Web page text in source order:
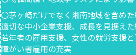
〇茅ヶ崎だけでなく湘南地域を含め
適切な中小企業支援、成長を見据え
若年者の雇用支援、女性の就労支援
障がい者雇用の充実